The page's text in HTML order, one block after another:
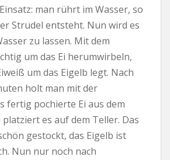
man rührt im Wasser, so
Strudel entsteht. Nun wird es
zu lassen. Mit dem
um das Ei herumwirbeln,
um das Eigelb legt. Nach
holt man mit der
fertig pochierte Ei aus dem
es auf dem Teller. Das
gestockt, das Eigelb ist
Nun nur noch nach